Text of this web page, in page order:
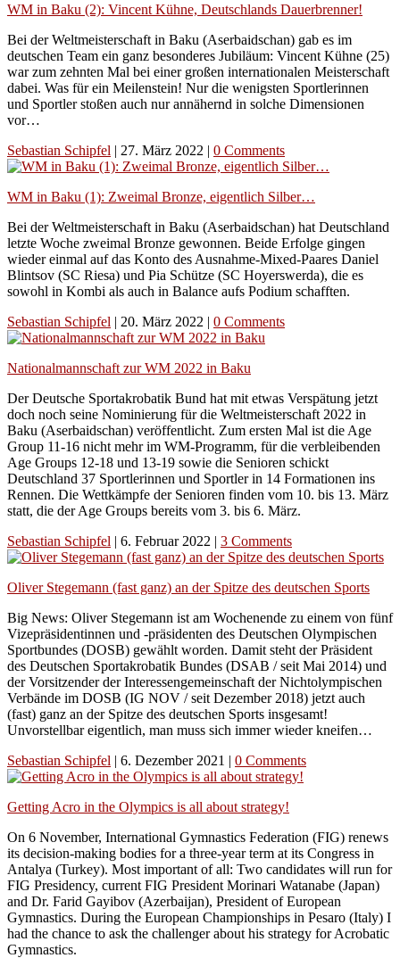
WM in Baku (2): Vincent Kühne, Deutschlands Dauerbrenner!
Bei der Weltmeisterschaft in Baku (Aserbaidschan) gab es im
deutschen Team ein ganz besonderes Jubiläum: Vincent Kühne (25)
war zum zehnten Mal bei einer großen internationalen Meisterschaft
dabei. Was für ein Meilenstein! Nur die wenigsten Sportlerinnen
und Sportler stoßen auch nur annähernd in solche Dimensionen
vor…
Sebastian Schipfel | 27. März 2022 | 0 Comments
WM in Baku (1): Zweimal Bronze, eigentlich Silber…
Bei der Weltmeisterschaft in Baku (Aserbaidschan) hat Deutschland
letzte Woche zweimal Bronze gewonnen. Beide Erfolge gingen
wieder einmal auf das Konto des Ausnahme-Mixed-Paares Daniel
Blintsov (SC Riesa) und Pia Schütze (SC Hoyerswerda), die es
sowohl in Kombi als auch in Balance aufs Podium schafften.
Sebastian Schipfel | 20. März 2022 | 0 Comments
Nationalmannschaft zur WM 2022 in Baku
Der Deutsche Sportakrobatik Bund hat mit etwas Verspätung jetzt
doch noch seine Nominierung für die Weltmeisterschaft 2022 in
Baku (Aserbaidschan) veröffentlicht. Zum ersten Mal ist die Age
Group 11-16 nicht mehr im WM-Programm, für die verbleibenden
Age Groups 12-18 und 13-19 sowie die Senioren schickt
Deutschland 37 Sportlerinnen und Sportler in 14 Formationen ins
Rennen. Die Wettkämpfe der Senioren finden vom 10. bis 13. März
statt, die der Age Groups bereits vom 3. bis 6. März.
Sebastian Schipfel | 6. Februar 2022 | 3 Comments
Oliver Stegemann (fast ganz) an der Spitze des deutschen Sports
Big News: Oliver Stegemann ist am Wochenende zu einem von fünf
Vizepräsidentinnen und -präsidenten des Deutschen Olympischen
Sportbundes (DOSB) gewählt worden. Damit steht der Präsident
des Deutschen Sportakrobatik Bundes (DSAB / seit Mai 2014) und
der Vorsitzender der Interessengemeinschaft der Nichtolympischen
Verbände im DOSB (IG NOV / seit Dezember 2018) jetzt auch
(fast) ganz an der Spitze des deutschen Sports insgesamt!
Unvorstellbar eigentlich, man muss sich immer wieder kneifen…
Sebastian Schipfel | 6. Dezember 2021 | 0 Comments
Getting Acro in the Olympics is all about strategy!
On 6 November, International Gymnastics Federation (FIG) renews
its decision-making bodies for a three-year term at its Congress in
Antalya (Turkey). Most important of all: Two candidates will run for
FIG Presidency, current FIG President Morinari Watanabe (Japan)
and Dr. Farid Gayibov (Azerbaijan), President of European
Gymnastics. During the European Championships in Pesaro (Italy) I
had the chance to ask the challenger about his strategy for Acrobatic
Gymnastics.